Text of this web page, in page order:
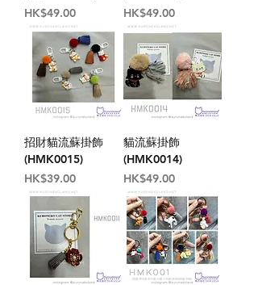
價格
HK$49.00
價格
HK$49.00
招財貓流蘇掛飾
(HMK0015)
價格
HK$39.00
貓流蘇掛飾
(HMK0014)
價格
HK$49.00